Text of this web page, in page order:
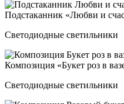
Под­ста­кан­ник «Люб­ви и
Светодиодные светильники
Ком­по­зи­ция «Букет роз в
Светодиодные светильники